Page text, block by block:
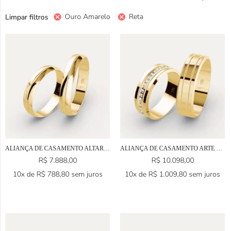
Limpar filtros Ouro Amarelo Reta
ALIANÇA DE CASAMENTO ALTAR EM OURO 18K
R$7.888,00
10x de R$788,80 sem juros
ALIANÇA DE CASAMENTO ARTE EM OURO 18K
R$10.098,00
10x de R$ 1.009,80 sem juros